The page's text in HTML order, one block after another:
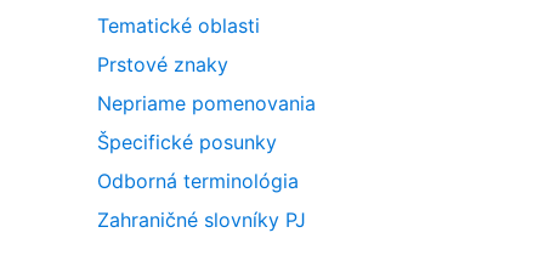
Tematické oblasti
Prstové znaky
Nepriame pomenovania
Špecifické posunky
Odborná terminológia
Zahraničné slovníky PJ